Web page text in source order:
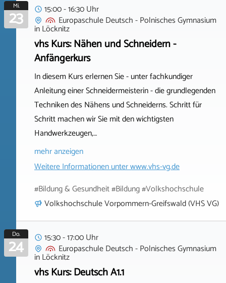
Mi.
23
15:00 - 16:30 Uhr
Europaschule Deutsch - Polnisches Gymnasium
inLöcknitz
vhs Kurs: Nähen und Schneidern -
Anfängerkurs
In diesem Kurs erlernen Sie - unter fachkundiger
Anleitung einer Schneidermeisterin - die grundlegenden
Techniken des Nähens und Schneiderns. Schritt für
Schritt machen wir Sie mit den wichtigsten
Handwerkzeugen,…
mehr anzeigen
Weitere Informationen unterwww.vhs-vg.de
#Bildung & Gesundheit #Bildung #Volkshochschule
Volkshochschule Vorpommern-Greifswald (VHS VG)
Do.
24
15:30 - 17:00 Uhr
Europaschule Deutsch - Polnisches Gymnasium
inLöcknitz
vhs Kurs: Deutsch A1.1